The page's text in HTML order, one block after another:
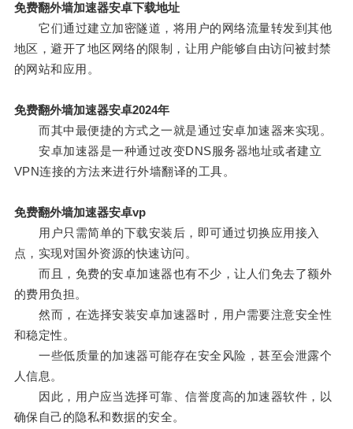
免费翻外墙加速器安卓下载地址
它们通过建立加密隧道，将用户的网络流量转发到其他
地区，避开了地区网络的限制，让用户能够自由访问被封禁
的网站和应用。
免费翻外墙加速器安卓2024年
而其中最便捷的方式之一就是通过安卓加速器来实现。
安卓加速器是一种通过改变DNS服务器地址或者建立
VPN连接的方法来进行外墙翻译的工具。
免费翻外墙加速器安卓vp
用户只需简单的下载安装后，即可通过切换应用接入
点，实现对国外资源的快速访问。
而且，免费的安卓加速器也有不少，让人们免去了额外
的费用负担。
然而，在选择安装安卓加速器时，用户需要注意安全性
和稳定性。
一些低质量的加速器可能存在安全风险，甚至会泄露个
人信息。
因此，用户应当选择可靠、信誉度高的加速器软件，以
确保自己的隐私和数据的安全。